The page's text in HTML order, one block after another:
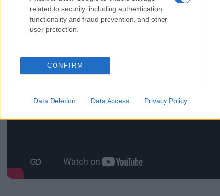
related to security, including authentication
functionality and fraud prevention, and other
user protection.
CONFIRM
Data Deletion Data Access Privacy Policy